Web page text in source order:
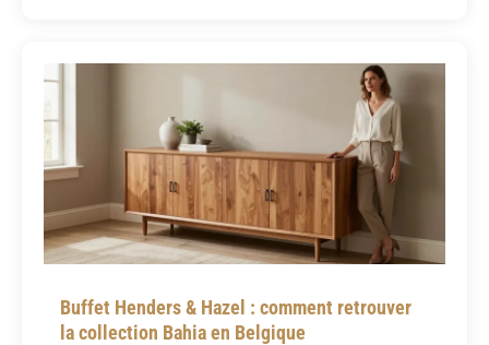
Buffet Henders & Hazel : comment retrouver
la collection Bahia en Belgique